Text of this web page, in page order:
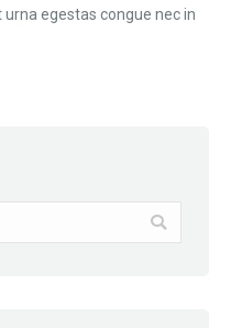
egestas congue nec in